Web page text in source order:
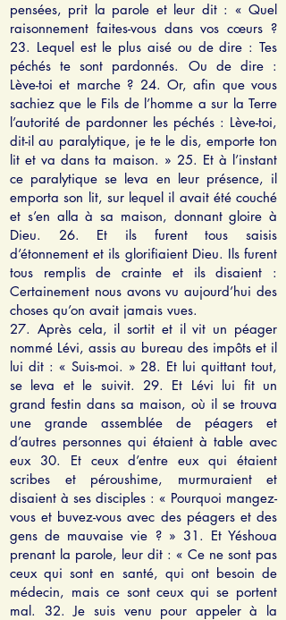
pensées, prit la parole et leur dit : « Quel
raisonnement faites-vous dans vos cœurs ?
23. Lequel est le plus aisé ou de dire : Tes
péchés te sont pardonnés. Ou de dire :
Lève-toi et marche ? 24. Or, afin que vous
sachiez que le Fils de l’homme a sur la Terre
l’autorité de pardonner les péchés : Lève-toi,
dit-il au paralytique, je te le dis, emporte ton
lit et va dans ta maison. » 25. Et à l’instant
ce paralytique se leva en leur présence, il
emporta son lit, sur lequel il avait été couché
et s’en alla à sa maison, donnant gloire à
Dieu. 26. Et ils furent tous saisis
d’étonnement et ils glorifiaient Dieu. Ils furent
tous remplis de crainte et ils disaient :
Certainement nous avons vu aujourd’hui des
choses qu’on avait jamais vues.
27. Après cela, il sortit et il vit un péager
nommé Lévi, assis au bureau des impôts et il
lui dit : « Suis-moi. » 28. Et lui quittant tout,
se leva et le suivit. 29. Et Lévi lui fit un
grand festin dans sa maison, où il se trouva
une grande assemblée de péagers et
d’autres personnes qui étaient à table avec
eux 30. Et ceux d’entre eux qui étaient
scribes et péroushime, murmuraient et
disaient à ses disciples : « Pourquoi mangez-
vous et buvez-vous avec des péagers et des
gens de mauvaise vie ? » 31. Et Yéshoua
prenant la parole, leur dit : « Ce ne sont pas
ceux qui sont en santé, qui ont besoin de
médecin, mais ce sont ceux qui se portent
mal. 32. Je suis venu pour appeler à la